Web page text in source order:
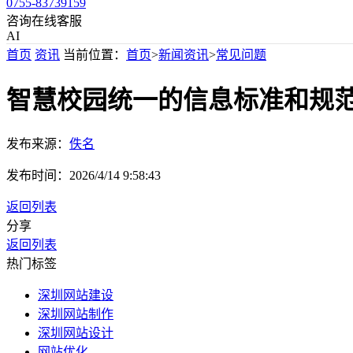
咨询在线客服
AI
首页 资讯 当前位置： 首页>新闻资讯>常见问题
智慧校园统一的信息标准和规
发布来源： 佚名
发布时间： 2026/4/14 9:58:43
返回列表
分享
返回列表
热门标签
深圳网站建设
深圳网站制作
深圳网站设计